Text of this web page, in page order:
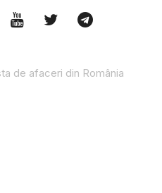
de afaceri din România